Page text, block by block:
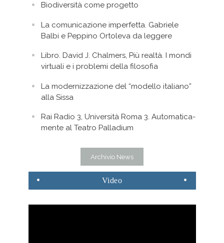
Biodiversità come progetto
La comunicazione imperfetta. Gabriele
Balbi e Peppino Ortoleva da leggere
Libro. David J. Chalmers, Più realtà. I mondi
virtuali e i problemi della filosofia
La modernizzazione del “modello italiano”
alla Sissa
Rai Radio 3, Università Roma 3. Automatica-
mente al Teatro Palladium
Archivio News
Video